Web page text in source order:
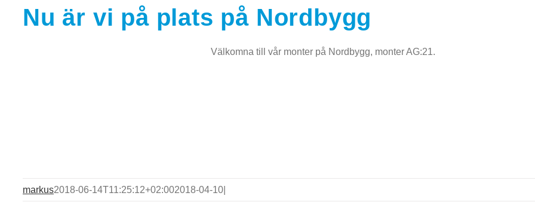
Nu är vi på plats på Nordbygg
Välkomna till vår monter på Nordbygg, monter AG:21.
markus2018-06-14T11:25:12+02:002018-04-10